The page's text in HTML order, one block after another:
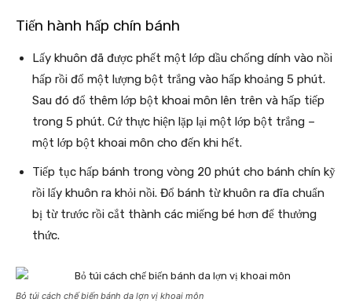
Tiến hành hấp chín bánh
Lấy khuôn đã được phết một lớp dầu chống dính vào nồi
hấp rồi đổ một lượng bột trắng vào hấp khoảng 5 phút.
Sau đó đổ thêm lớp bột khoai môn lên trên và hấp tiếp
trong 5 phút. Cứ thực hiện lặp lại một lớp bột trắng –
một lớp bột khoai môn cho đến khi hết.
Tiếp tục hấp bánh trong vòng 20 phút cho bánh chín kỹ
rồi lấy khuôn ra khỏi nồi. Đổ bánh từ khuôn ra đĩa chuẩn
bị từ trước rồi cắt thành các miếng bé hơn để thưởng
thức.
Bỏ túi cách chế biến bánh da lợn vị khoai môn